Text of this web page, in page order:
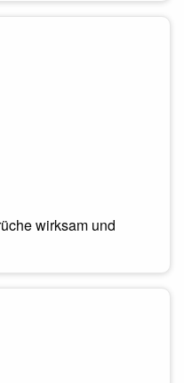
wirksam und